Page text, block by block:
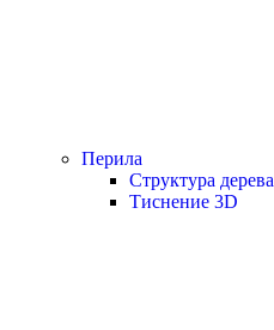
Перила
Структура дерева
Тиснение 3D